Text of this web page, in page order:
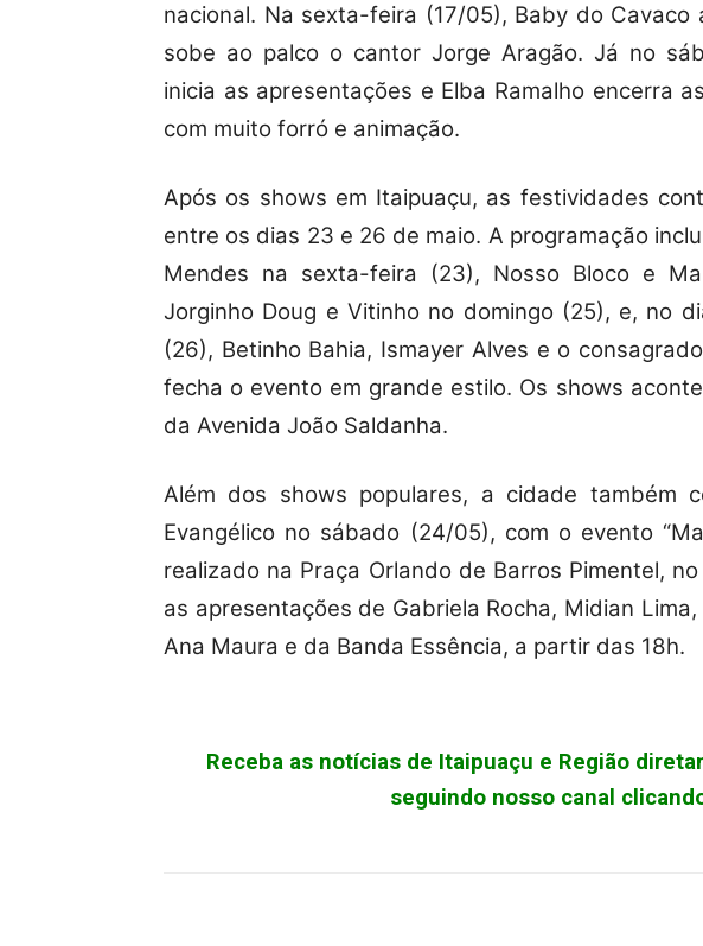
nacional. Na sexta-feira (17/05), Baby do Cavaco
sobe ao palco o cantor Jorge Aragão. Já no
inicia as apresentações e Elba Ramalho encerra
com muito forró e animação.
Após os shows em Itaipuaçu, as festividades
entre os dias 23 e 26 de maio. A programação
Mendes na sexta-feira (23), Nosso Bloco e
Jorginho Doug e Vitinho no domingo (25), e, no
(26), Betinho Bahia, Ismayer Alves e o
fecha o evento em grande estilo. Os shows
da Avenida João Saldanha.
Além dos shows populares, a cidade também
Evangélico no sábado (24/05), com o evento
realizado na Praça Orlando de Barros Pimentel,
as apresentações de Gabriela Rocha, Midian
Ana Maura e da Banda Essência, a partir das 18h.
Receba as notícias de Itaipuaçu e Região
seguindo nosso canal